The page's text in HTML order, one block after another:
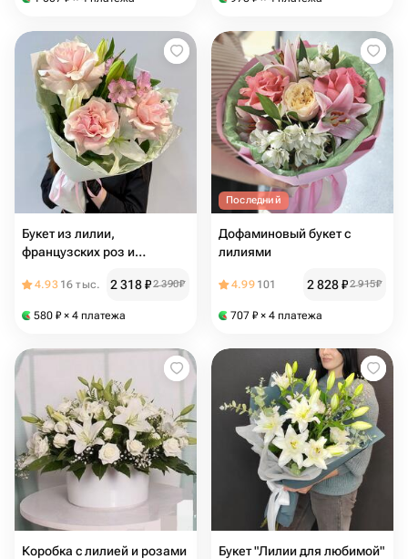
Букет из лилии,
французских роз и
4.93 16 тыс. 2 318₽2 390₽
580 ₽ × 4 платежа
Последний
Дофаминовый букет с
лилиями
4.99 101 2 828₽2 915₽
707 ₽ × 4 платежа
Коробка с лилией и розами Букет "Лилии для любимой"